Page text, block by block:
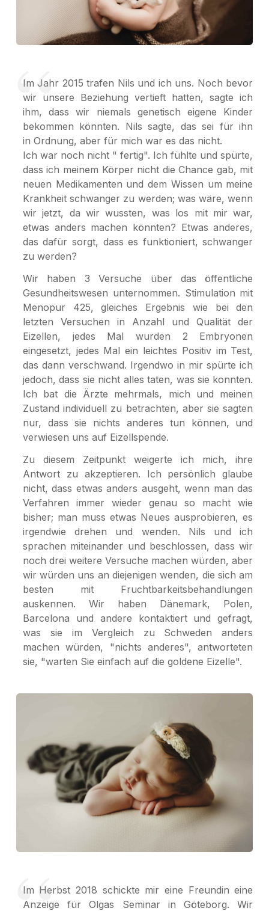
Im Jahr 2015 trafen Nils und ich uns. Noch bevor
wir unsere Beziehung vertieft hatten, sagte ich
ihm, dass wir niemals genetisch eigene Kinder
bekommen könnten. Nils sagte, das sei für ihn
in Ordnung, aber für mich war es das nicht.
Ich war noch nicht " fertig". Ich fühlte und spürte,
dass ich meinem Körper nicht die Chance gab, mit
neuen Medikamenten und dem Wissen um meine
Krankheit schwanger zu werden; was wäre, wenn
wir jetzt, da wir wussten, was los mit mir war,
etwas anders machen könnten? Etwas anderes,
das dafür sorgt, dass es funktioniert, schwanger
zu werden?
Wir haben 3 Versuche über das öffentliche
Gesundheitswesen unternommen. Stimulation mit
Menopur 425, gleiches Ergebnis wie bei den
letzten Versuchen in Anzahl und Qualität der
Eizellen, jedes Mal wurden 2 Embryonen
eingesetzt, jedes Mal ein leichtes Positiv im Test,
das dann verschwand. Irgendwo in mir spürte ich
jedoch, dass sie nicht alles taten, was sie konnten.
Ich bat die Ärzte mehrmals, mich und meinen
Zustand individuell zu betrachten, aber sie sagten
nur, dass sie nichts anderes tun können, und
verwiesen uns auf Eizellspende.
Zu diesem Zeitpunkt weigerte ich mich, ihre
Antwort zu akzeptieren. Ich persönlich glaube
nicht, dass etwas anders ausgeht, wenn man das
Verfahren immer wieder genau so macht wie
bisher; man muss etwas Neues ausprobieren, es
irgendwie drehen und wenden. Nils und ich
sprachen miteinander und beschlossen, dass wir
noch drei weitere Versuche machen würden, aber
wir würden uns an diejenigen wenden, die sich am
besten mit Fruchtbarkeitsbehandlungen
auskennen. Wir haben Dänemark, Polen,
Barcelona und andere kontaktiert und gefragt,
was sie im Vergleich zu Schweden anders
machen würden, "nichts anderes", antworteten
sie, "warten Sie einfach auf die goldene Eizelle".
Im Herbst 2018 schickte mir eine Freundin eine
Anzeige für Olgas Seminar in Göteborg. Wir